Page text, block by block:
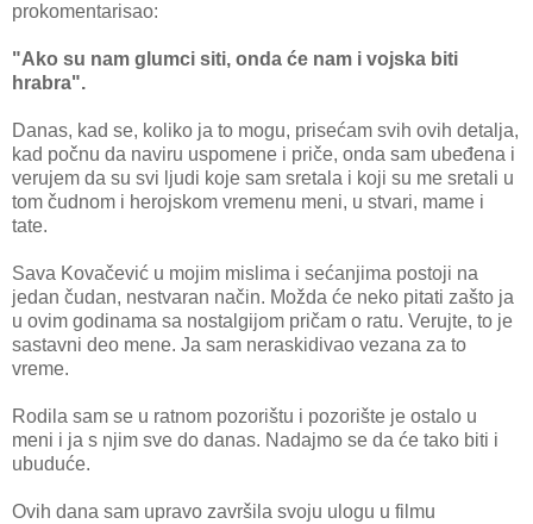
prokomentarisao:
"Ako su nam glumci siti, onda će nam i vojska biti
hrabra".
Danas, kad se, koliko ja to mogu, prisećam svih ovih detalja,
kad počnu da naviru uspomene i priče, onda sam ubeđena i
verujem da su svi ljudi koje sam sretala i koji su me sretali u
tom čudnom i herojskom vremenu meni, u stvari, mame i
tate.
Sava Kovačević u mojim mislima i sećanjima postoji na
jedan čudan, nestvaran način. Možda će neko pitati zašto ja
u ovim godinama sa nostalgijom pričam o ratu. Verujte, to je
sastavni deo mene. Ja sam neraskidivao vezana za to
vreme.
Rodila sam se u ratnom pozorištu i pozorište je ostalo u
meni i ja s njim sve do danas. Nadajmo se da će tako biti i
ubuduće.
Ovih dana sam upravo završila svoju ulogu u filmu